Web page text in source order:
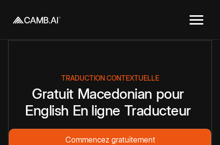
TRADUCTION CONTEXTUELLE
Gratuit Macedonian pour
English En ligne Traducteur
Commencez gratuitement